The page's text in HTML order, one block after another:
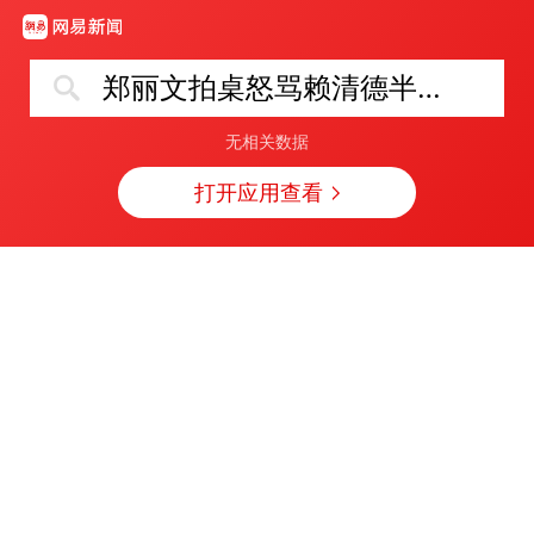
郑丽文拍桌怒骂赖清德半小时
无相关数据
打开应用查看